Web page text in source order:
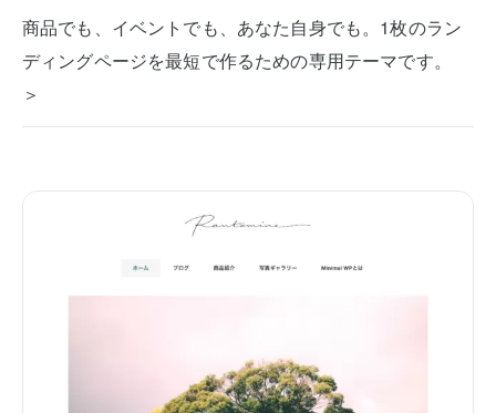
商品でも、イベントでも、あなた自身でも。1枚のラン
ディングページを最短で作るための専用テーマです。
＞